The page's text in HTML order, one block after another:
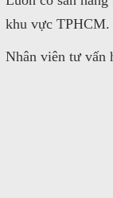
khu vực TPHCM.
Nhân viên tư vấn